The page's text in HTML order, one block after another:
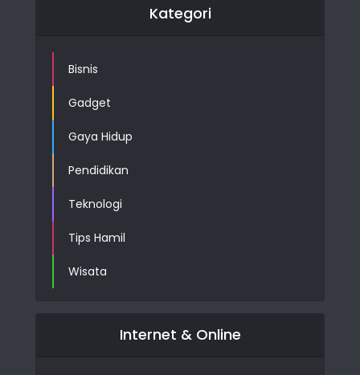
Kategori
Bisnis
Gadget
Gaya Hidup
Pendidikan
Teknologi
Tips Hamil
Wisata
Internet & Online